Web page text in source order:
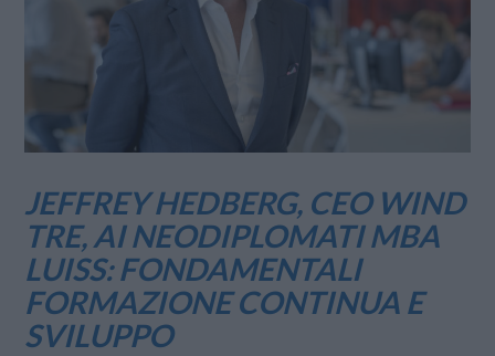
JEFFREY HEDBERG, CEO WIND
TRE, AI NEODIPLOMATI MBA
LUISS: FONDAMENTALI
FORMAZIONE CONTINUA E
SVILUPPO